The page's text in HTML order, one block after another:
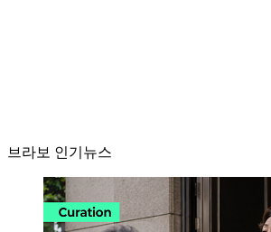
브라보 인기뉴스